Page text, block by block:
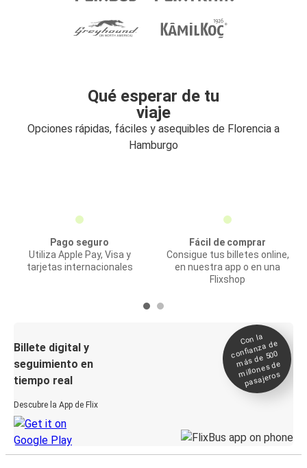
Qué esperar de tu
viaje
Opciones rápidas, fáciles y asequibles de Florencia a
Hamburgo
Pago seguro
Utiliza Apple Pay, Visa y
tarjetas internacionales
Fácil de comprar
Consigue tus billetes online,
en nuestra app o en una
Flixshop
Billete digital y
seguimiento en
tiempo real
Descubre la App de Flix
Con la
confianza de
más de 500
millones de
pasajeros